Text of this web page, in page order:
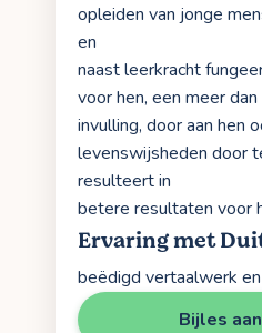
opleiden van jonge
en
naast leerkracht
voor hen, een meer
invulling, door aan hen
levenswijsheden door
resulteert in
betere resultaten voor
Ervaring met
beëdigd vertaalwerk
Bijles